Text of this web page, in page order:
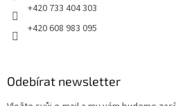
+420 733 404 303
+420 608 983 095
Odebírat newsletter